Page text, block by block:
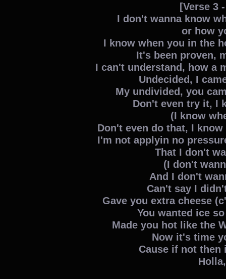
[Verse 3
I don't wanna know
or how
I know when you in the
It's been proven,
I can't understand, how a
Undecided, I
My undivided, you
Don't even try it, I
(I know
Don't even do that, I
I'm not applyin no
That I don't
(I don't
And I don't
Can't say I
Gave you extra cheese
You wanted ice
Made you hot like the
Now it's time
Cause if not then